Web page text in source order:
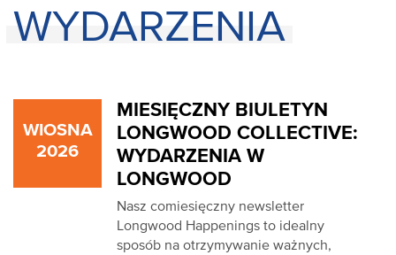
WYDARZENIA
WIOSNA
2026
MIESIĘCZNY BIULETYN
LONGWOOD COLLECTIVE:
WYDARZENIA W
LONGWOOD
Nasz comiesięczny newsletter
Longwood Happenings to idealny
sposób na otrzymywanie ważnych,